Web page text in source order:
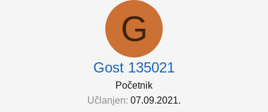
G
Gost 135021
Početnik
Učlanjen 07.09.2021.